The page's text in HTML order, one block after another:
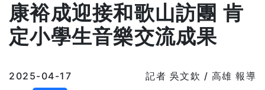
康裕成迎接和歌山訪團 肯
定小學生音樂交流成果
2025-04-17 記者 吳文欽 / 高雄 報導